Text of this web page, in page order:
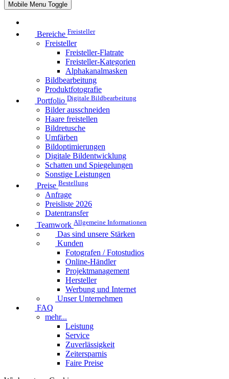
Mobile Menu Toggle
Bereiche Freisteller
Freisteller
Freisteller-Flatrate
Freisteller-Kategorien
Alphakanalmasken
Bildbearbeitung
Produktfotografie
Portfolio Digitale Bildbearbeitung
Bilder ausschneiden
Haare freistellen
Bildretusche
Umfärben
Bildoptimierungen
Digitale Bildentwicklung
Schatten und Spiegelungen
Sonstige Leistungen
Preise Bestellung
Anfrage
Preisliste 2026
Datentransfer
Teamwork Allgemeine Informationen
Das sind unsere Stärken
Kunden
Fotografen / Fotostudios
Online-Händler
Projektmanagement
Hersteller
Werbung und Internet
Unser Unternehmen
FAQ
mehr...
Leistung
Service
Zuverlässigkeit
Zeitersparnis
Faire Preise